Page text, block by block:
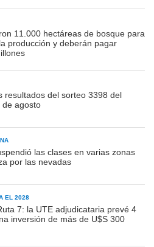
11.000 hectáreas de bosque para
producción y deberán pagar
resultados del sorteo 3398 del
de agosto
las clases en varias zonas
por las nevadas
EL 2028
7: la UTE adjudicataria prevé 4
inversión de más de U$S 300